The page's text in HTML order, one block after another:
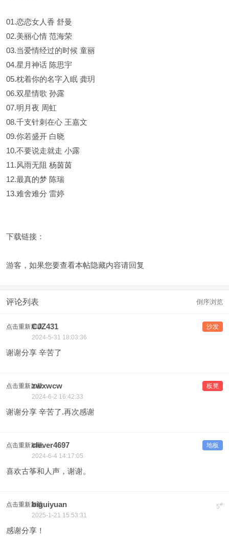
01.恋恋女人香 舒曼
02.美丽心情 范海荣
03.当爱情经过的时候 童丽
04.星月神话 陈思宇
05.枕着你的名字入眠 龚玥
06.双星情歌 孙露
07.明月夜 周虹
08.千支针刺在心 王嘉文
09.你若盛开 白晓
10.不要说走就走 小露
11.风雨无阻 杨茵茵
12.最真的梦 陈瑞
13.难舍难分 雷婷
下载链接：
游客，如果您要查看本帖隐藏内容请回复
评论列表 倒序浏览
点击重新加载 沙发
CJZ431
2024-5-31 18:03:36
谢谢分享 辛苦了
点击重新加载 板凳
zwxwcw
2024-6-2 16:42:33
谢谢分享 辛苦了.再次感谢
点击重新加载 地板
clever4697
2024-6-4 14:17:05
喜欢古筝和人声，谢谢。
点击重新加载 5#
biguiyuan
2025-1-21 15:53:31
感谢分享！